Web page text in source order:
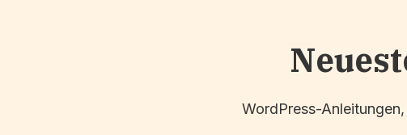
WordPress-